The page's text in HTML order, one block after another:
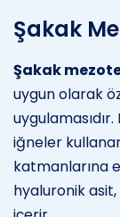
Şakak
Şakak
uygun olarak
iğneler
katmanlarına
hyaluronik